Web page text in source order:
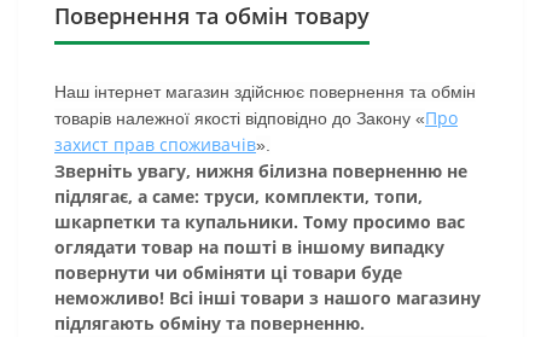
Повернення та обмін товару
Наш інтернет магазин здійснює повернення та обмін
товарів належної якості відповідно до Закону «Про
захист прав споживачів».
Зверніть увагу, нижня білизна поверненню не
підлягає, а саме: труси, комплекти, топи,
шкарпетки та купальники. Тому просимо вас
оглядати товар на пошті в іншому випадку
повернути чи обміняти ці товари буде
неможливо! Всі інші товари з нашого магазину
підлягають обміну та поверненню.